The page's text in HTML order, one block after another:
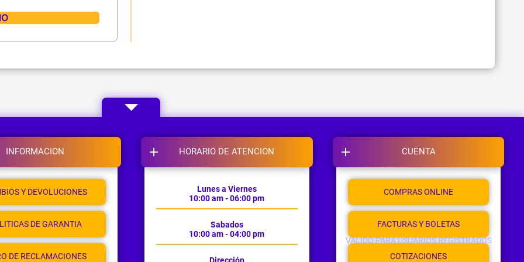
INFORMACION
Y DEVOLUCIONES
DE GARANTIA
DE RECLAMACIONES
HORARIO DE ATENCION
Lunes a Viernes
10:00 am - 06:00 pm
Sabados
10:00 am - 04:00 pm
Dirección
CUENTA
VÁLIDO PARA USUARIOS REGISTRADOS
COMPRAS ONLINE
FACTURAS Y BOLETAS
COTIZACIONES